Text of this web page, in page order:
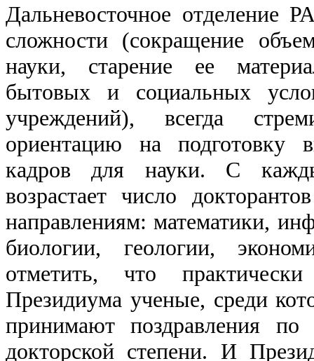
Дальневосточное отделение
сложности (сокращение
науки, старение ее
бытовых и социальных
учреждений), всегда
ориентацию на подготовку
кадров для науки. С
возрастает число
направлениям: математики,
биологии, геологии,
отметить, что
Президиума ученые, среди
принимают поздравления
докторской степени. И